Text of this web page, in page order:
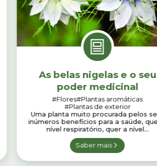
As belas nigelas e o seu
poder medicinal
#Flores#Plantas aromáticas
#Plantas de exterior
Uma planta muito procurada pelos
inúmeros benefícios para a saúde,
nível respiratório, quer a nível...
Saber mais